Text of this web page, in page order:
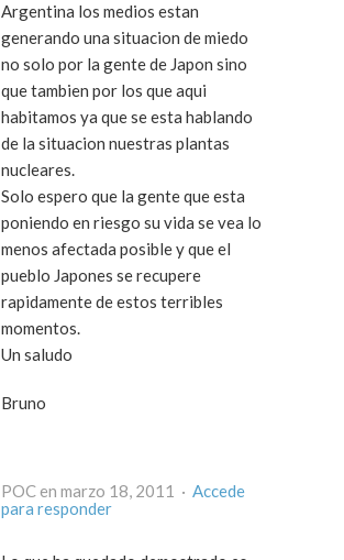
Argentina los medios estan
generando una situacion de miedo
no solo por la gente de Japon sino
que tambien por los que aqui
habitamos ya que se esta hablando
de la situacion nuestras plantas
nucleares.
Solo espero que la gente que esta
poniendo en riesgo su vida se vea lo
menos afectada posible y que el
pueblo Japones se recupere
rapidamente de estos terribles
momentos.
Un saludo
Bruno
POC en marzo 18, 2011 · Accede
para responder